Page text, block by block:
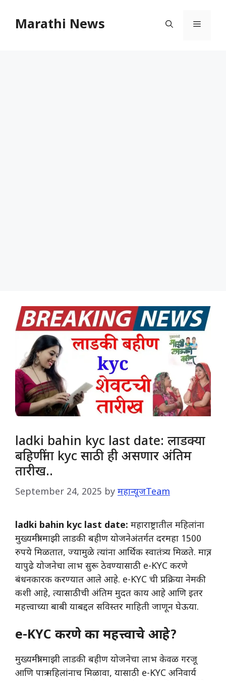
Marathi News Menu
ladki bahin kyc last date: लाडक्या
बहिणींना kyc साठी ही असणार अंतिम
तारीख..
September 24, 2025 by महान्यूजTeam
ladki bahin kyc last date: महाराष्ट्रातील महिलांना
मुख्यमंत्री माझी लाडकी बहीण योजनेअंतर्गत दरमहा 1500
रुपये मिळतात, ज्यामुळे त्यांना आर्थिक स्वातंत्र्य मिळते. मात्र,
यापुढे योजनेचा लाभ सुरू ठेवण्यासाठी e-KYC करणे
बंधनकारक करण्यात आले आहे. e-KYC ची प्रक्रिया नेमकी
कशी आहे, त्यासाठीची अंतिम मुदत काय आहे आणि इतर
महत्त्वाच्या बाबी याबद्दल सविस्तर माहिती जाणून घेऊया.
e-KYC करणे का महत्त्वाचे आहे?
मुख्यमंत्री माझी लाडकी बहीण योजनेचा लाभ केवळ गरजू
आणि पात्र महिलांनाच मिळावा, यासाठी e-KYC अनिवार्य